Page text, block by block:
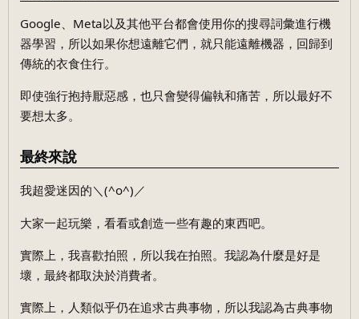
Google、Meta以及其他平台都會使用你的搜尋詞彙進行機
器學習，所以如果你想遠離它們，就只能遠離機器，回歸到
傳統的衣食住行。
即使強行抱持厭惡感，也只會變得偏執和痛苦，所以最好不
要想太多。
最終來說
我超愛迷因的＼(^o^)／
大家一起玩樂，看看或創造一些有趣的東西吧。
實際上，我喜歡拍照，所以我在拍照。我認為什麼是好是
壞，最終都取決於消費者。
實際上，人類似乎仍在追求古典事物，所以我認為古典事物